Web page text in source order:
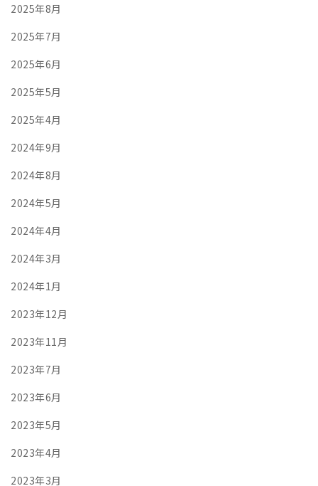
2025年8月
2025年7月
2025年6月
2025年5月
2025年4月
2024年9月
2024年8月
2024年5月
2024年4月
2024年3月
2024年1月
2023年12月
2023年11月
2023年7月
2023年6月
2023年5月
2023年4月
2023年3月